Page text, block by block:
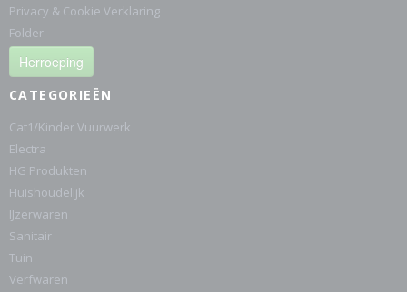
Privacy & Cookie Verklaring
Folder
Herroeping
CATEGORIEËN
Cat1/Kinder Vuurwerk
Electra
HG Produkten
Huishoudelijk
IJzerwaren
Sanitair
Tuin
Verfwaren